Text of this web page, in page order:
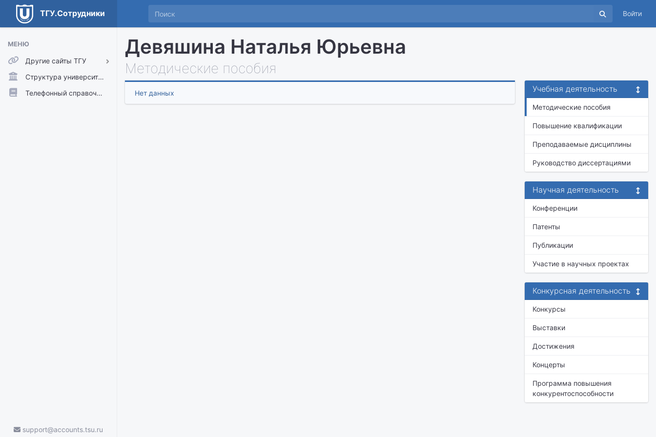
ТГУ.Сотрудники Войти
МЕНЮ
Другие сайты ТГУ
ТГУ.Аккаунты
ТГУ.Расписание
Структура университета
Телефонный справочник
support@accounts.tsu.ru
Девяшина Наталья Юрьевна
Методические пособия
Нет данных Учебная деятельность
Методические пособия
Повышение квалификации
Преподаваемые дисциплины
Руководство диссертациями
Научная деятельность
Конференции
Патенты
Публикации
Участие в научных проектах
Конкурсная деятельность
Конкурсы
Выставки
Достижения
Концерты
Программа повышения
конкурентоспособности